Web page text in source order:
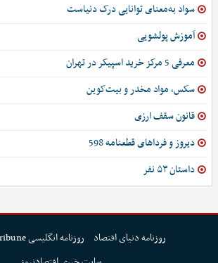
سواد به‌معنای توانایی درک دنیاست
آموزش پولشویی
معرفی 5 مرکز خرید اسپیکر در تهران
سکس، مواد مخدر و بیت‌کوین
قانون سقف ارزی
دیروز و فرداهای قطعنامه 598
داستان ۵۳ نفر
روزنامه دنیای اقتصاد
روزنامه انگلیسی Financial Tribune